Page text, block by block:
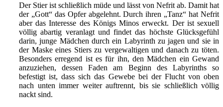
Der Stier ist schließlich müde und lässt von Nefrit ab. Damit hat
der „Gott“ das Opfer abgelehnt. Durch ihren „Tanz“ hat Nefrit
aber das Interesse des Königs Minos erweckt. Der ist sexuell
völlig abartig veranlagt und findet das höchste Glücksgefühl
darin, junge Mädchen durch ein Labyrinth zu jagen und sie in
der Maske eines Stiers zu vergewaltigen und danach zu töten.
Besonders erregend ist es für ihn, den Mädchen ein Gewand
anzuziehen, dessen Faden am Beginn des Labyrinths so
befestigt ist, dass sich das Gewebe bei der Flucht von oben
nach unten immer weiter auftrennt, bis sie schließlich völlig
nackt sind.